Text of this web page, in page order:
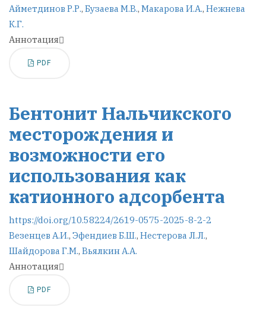
Айметдинов Р.Р., Бузаева М.В., Макарова И.А., Нежнева
К.Г.
Аннотация
PDF
Бентонит Нальчикского
месторождения и
возможности его
использования как
катионного адсорбента
https://doi.org/10.58224/2619-0575-2025-8-2-2
Везенцев А.И., Эфендиев Б.Ш., Нестерова Л.Л.,
Шайдорова Г.М., Вьялкин А.А.
Аннотация
PDF